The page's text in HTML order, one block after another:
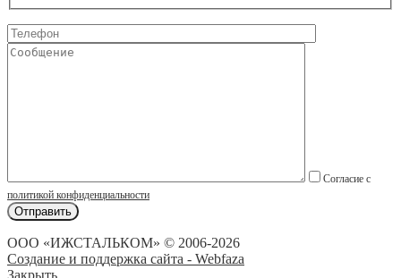
Согласие с
политикой конфиденциальности
ООО «ИЖСТАЛЬКОМ» © 2006-2026
Создание и поддержка сайта - Webfaza
Закрыть